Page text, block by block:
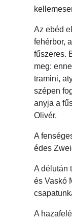
Az ebéd
fehérbor,
fűszeres.
meg:
tramini,
szépen
anyja a
Olivér.
A
édes
A délután
és Vaskó
A